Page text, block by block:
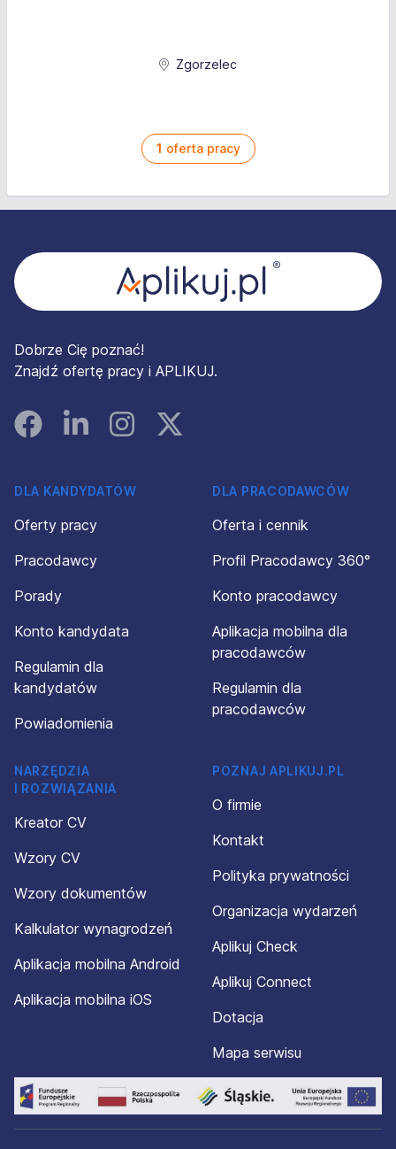
Zgorzelec
1 oferta pracy
Dobrze Cię poznać!
Znajdź ofertę pracy i APLIKUJ.
FacebookLinked InInstagramInstagram
DLA KANDYDATÓW
Oferty pracy
Pracodawcy
Porady
Konto kandydata
Regulamin dla
kandydatów
Powiadomienia
DLA PRACODAWCÓW
Oferta i cennik
Profil Pracodawcy 360°
Konto pracodawcy
Aplikacja mobilna dla
pracodawców
Regulamin dla
pracodawców
NARZĘDZIA
I ROZWIĄZANIA
Kreator CV
Wzory CV
Wzory dokumentów
Kalkulator wynagrodzeń
Aplikacja mobilna Android
Aplikacja mobilna iOS
POZNAJ APLIKUJ.PL
O firmie
Kontakt
Polityka prywatności
Organizacja wydarzeń
Aplikuj Check
Aplikuj Connect
Dotacja
Mapa serwisu